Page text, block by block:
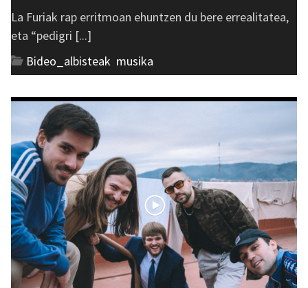
La Furiak rap erritmoan ehuntzen du bere errealitatea,
eta “pedigri [...]
Bideo_albisteak musika